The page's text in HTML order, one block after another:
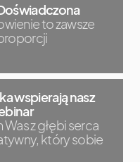
to zawsze
wspierają nasz
z głębi serca
który sobie